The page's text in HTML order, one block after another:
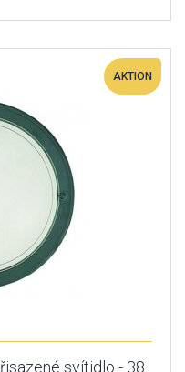
AKTION
svítidlo - 38